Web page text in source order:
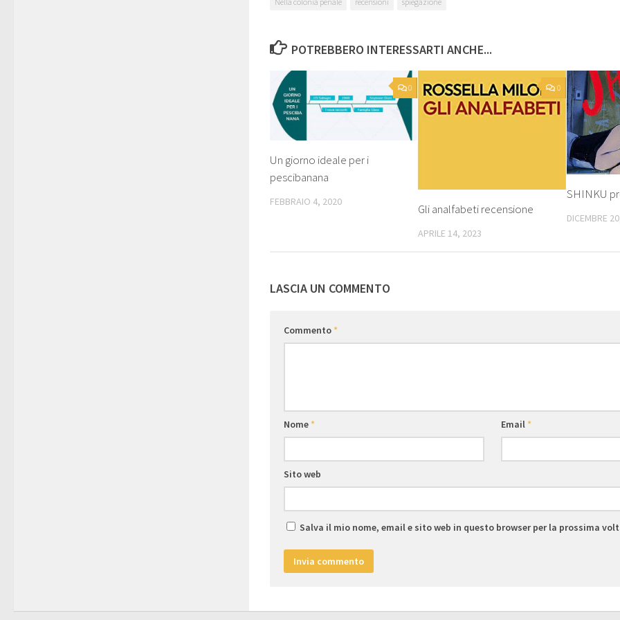
POTREBBERO INTERESSARTI ANCHE...
0
Un giorno ideale per i
pescibanana
FEBBRAIO 4, 2020
0
Gli analfabeti recensione
APRILE 14, 2023
SHINKU
DICEMBRE
LASCIA UN COMMENTO
Commento*
Nome* Email*
Sito web
Salva il mio nome, email e sito web in questo browser per la prossima